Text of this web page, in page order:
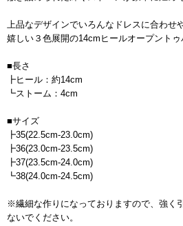
上品なデザインでいろんなドレスに合わせ
嬉しい３色展開の14cmヒールオープントゥ
■長さ
┣ヒール：約14cm
┗ストーム：4cm
■サイズ
┣35(22.5cm-23.0cm)
┣36(23.0cm-23.5cm)
┣37(23.5cm-24.0cm)
┗38(24.0cm-24.5cm)
※繊細な作りになっておりますので、強く
ないでください。